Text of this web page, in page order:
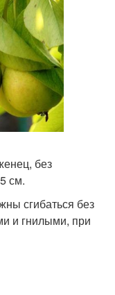
без
см.
сгибаться без
и гнилыми, при